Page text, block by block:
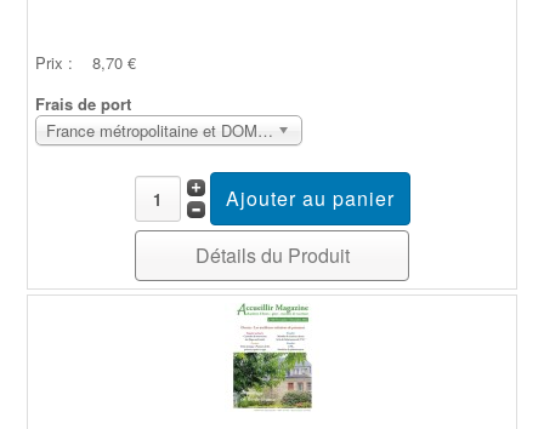
Prix :
8,70 €
Frais de port
France métropolitaine et DOM Sans surcoût
Détails du Produit